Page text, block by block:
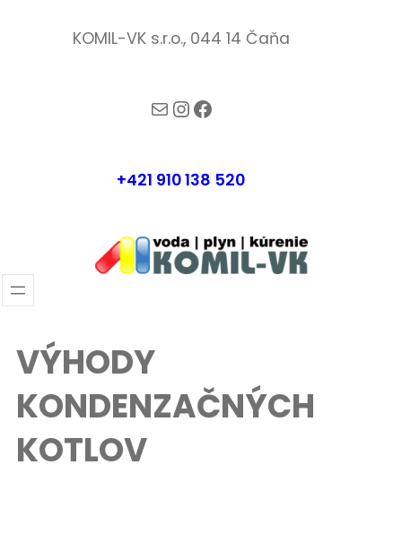
KOMIL-VK s.r.o., 044 14 Čaňa
komil-vk@komilvk.sk
Instagram
Facebook
+421 910 138 520
VÝHODY
KONDENZAČNÝCH
KOTLOV